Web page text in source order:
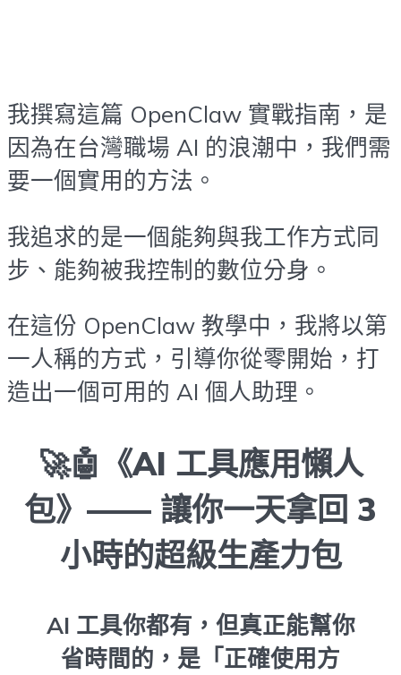
我撰寫這篇 OpenClaw 實戰指南，是
因為在台灣職場 AI 的浪潮中，我們需
要一個實用的方法。
我追求的是一個能夠與我工作方式同
步、能夠被我控制的數位分身。
在這份 OpenClaw 教學中，我將以第
一人稱的方式，引導你從零開始，打
造出一個可用的 AI 個人助理。
🚀🤖《AI 工具應用懶人
包》—— 讓你一天拿回 3
小時的超級生產力包
AI 工具你都有，但真正能幫你
省時間的，是「正確使用方